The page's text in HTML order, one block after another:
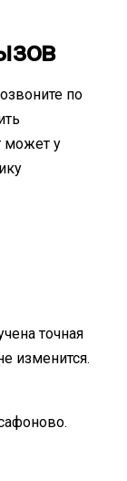
по
может у
точная
изменится.